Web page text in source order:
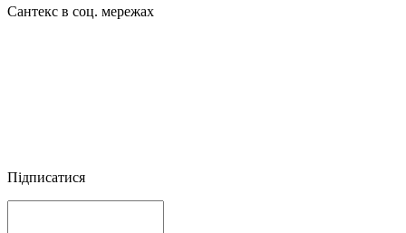
Сантекс в соц. мережах
Підписатися